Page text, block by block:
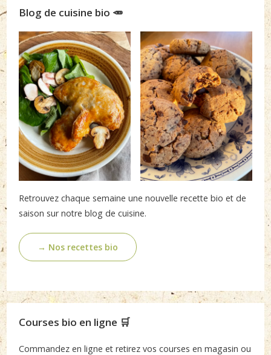
Blog de cuisine bio 🥕
Retrouvez chaque semaine une nouvelle recette bio et de
saison sur notre blog de cuisine.
→ Nos recettes bio
Courses bio en ligne 🛒
Commandez en ligne et retirez vos courses en magasin ou